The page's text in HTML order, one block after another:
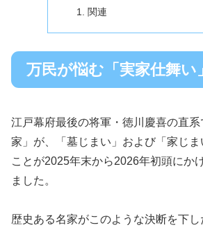
関連
万民が悩む「実家仕舞い」
江戸幕府最後の将軍・徳川慶喜の直
家」が、「墓じまい」および「家じま
ことが2025年末から2026年初頭にか
ました。
歴史ある名家がこのような決断を下